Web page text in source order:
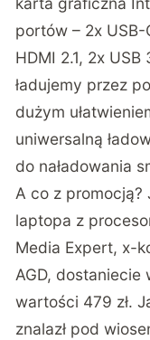
portów – 2x
HDMI 2.1, 2x
ładujemy przez
dużym
uniwersalną
do naładowania
A co z promocją?
laptopa z
Media Expert, x-
AGD, dostaniecie
wartości 479 zł.
znalazł pod